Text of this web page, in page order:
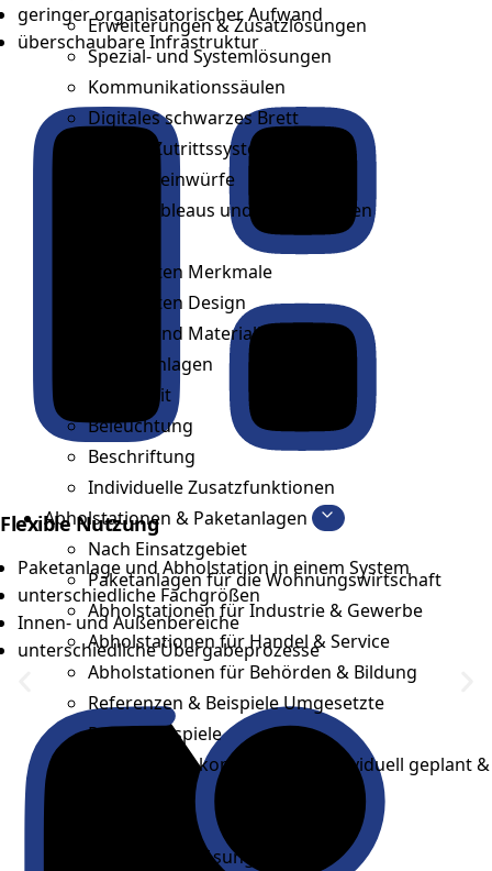
Erweiterungen & Zusatzlösungen
Spezial- und Systemlösungen
Kommunikationssäulen
Digitales schwarzes Brett
Smarte Zutrittssysteme
Tür-Briefeinwürfe
Klingeltableaus und Klingelplatten
Briefkasten Merkmale
Briefkasten Design
Farben und Materialien
Sprechanlagen
Sicherheit
Beleuchtung
Beschriftung
Individuelle Zusatzfunktionen
Abholstationen & Paketanlagen
Nach Einsatzgebiet
Paketanlagen für die Wohnungswirtschaft
Abholstationen für Industrie & Gewerbe
Abholstationen für Handel & Service
Abholstationen für Behörden & Bildung
Referenzen & BeispieleUmgesetzte
Projektbeispiele
Abholstation konfigurieren
Individuell geplant &
Empfohlene Lösungen
geringer organisatorischer Aufwand
überschaubare Infrastruktur
Flexible Nutzung
Paketanlage und Abholstation in einem System
unterschiedliche Fachgrößen
Innen- und Außenbereiche
unterschiedliche Übergabeprozesse